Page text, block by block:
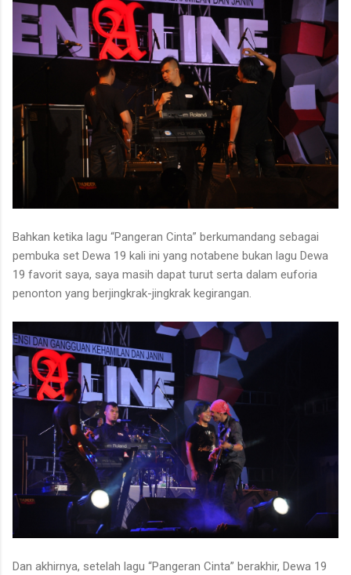
Bahkan ketika lagu “Pangeran Cinta” berkumandang sebagai
pembuka set Dewa 19 kali ini yang notabene bukan lagu Dewa
19 favorit saya, saya masih dapat turut serta dalam euforia
penonton yang berjingkrak-jingkrak kegirangan.
Dan akhirnya, setelah lagu “Pangeran Cinta” berakhir, Dewa 19